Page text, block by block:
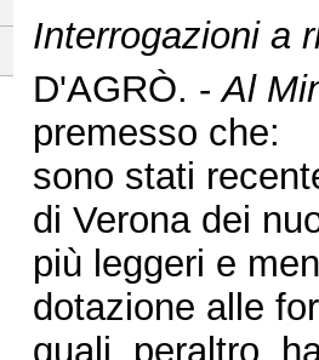
Interrogazioni a
D'AGRÒ. -Al
premesso che:
sono stati
di Verona dei
più leggeri e
dotazione alle
quali, peraltro,